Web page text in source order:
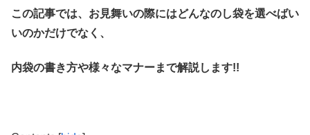
この記事では、お見舞いの際にはどんなのし袋を選べばい
いのかだけでなく、
内袋の書き方や様々なマナーまで解説します!!